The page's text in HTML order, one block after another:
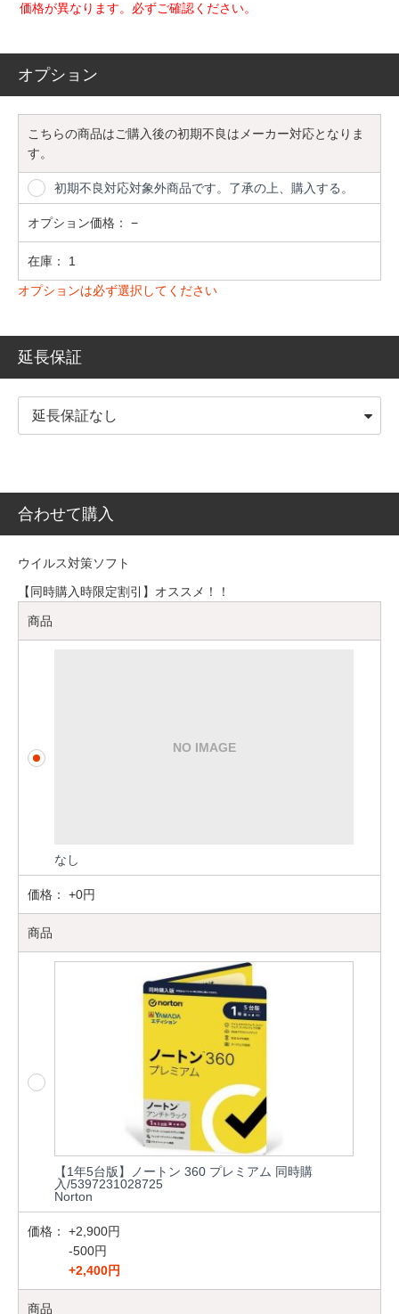
価格が異なります。必ずご確認ください。
オプション
こちらの商品はご購入後の初期不良はメーカー対応となりま
す。
初期不良対応対象外商品です。了承の上、購入する。
オプション価格： −
在庫： 1
オプションは必ず選択してください
延長保証
合わせて購入
ウイルス対策ソフト
【同時購入時限定割引】オススメ！！
商品
なし
価格： +0円
商品
【1年5台版】ノートン 360 プレミアム 同時購
入/5397231028725
Norton
価格：
+2,900円
-500円
+2,400円
商品